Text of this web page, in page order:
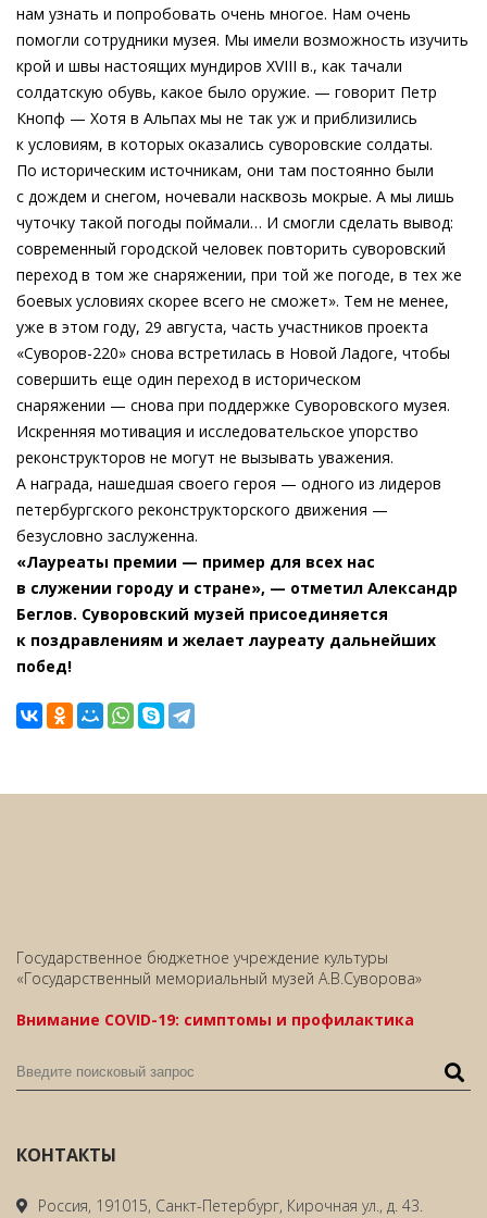
нам узнать и попробовать очень многое. Нам очень
помогли сотрудники музея. Мы имели возможность изучить
крой и швы настоящих мундиров XVIII в., как тачали
солдатскую обувь, какое было оружие. — говорит Петр
Кнопф — Хотя в Альпах мы не так уж и приблизились
к условиям, в которых оказались суворовские солдаты.
По историческим источникам, они там постоянно были
с дождем и снегом, ночевали насквозь мокрые. А мы лишь
чуточку такой погоды поймали… И смогли сделать вывод:
современный городской человек повторить суворовский
переход в том же снаряжении, при той же погоде, в тех же
боевых условиях скорее всего не сможет». Тем не менее,
уже в этом году, 29 августа, часть участников проекта
«Суворов-220» снова встретилась в Новой Ладоге, чтобы
совершить еще один переход в историческом
снаряжении — снова при поддержке Суворовского музея.
Искренняя мотивация и исследовательское упорство
реконструкторов не могут не вызывать уважения.
А награда, нашедшая своего героя — одного из лидеров
петербургского реконструкторского движения —
безусловно заслуженна.
«Лауреаты премии — пример для всех нас
в служении городу и стране», — отметил Александр
Беглов. Суворовский музей присоединяется
к поздравлениям и желает лауреату дальнейших
побед!
Государственное бюджетное учреждение культуры
«Государственный мемориальный музей А.В.Суворова»
Внимание COVID-19: симптомы и профилактика
КОНТАКТЫ
Россия, 191015, Санкт-Петербург, Кирочная ул., д. 43.